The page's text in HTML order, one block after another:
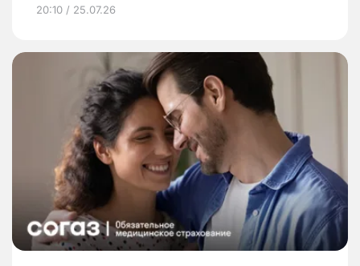
20:10 / 25.07.26